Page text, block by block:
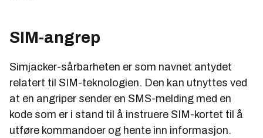
SIM-angrep
Simjacker-sårbarheten er som navnet antydet
relatert til SIM-teknologien. Den kan utnyttes ved
at en angriper sender en SMS-melding med en
kode som er i stand til å instruere SIM-kortet til å
utføre kommandoer og hente inn informasjon.